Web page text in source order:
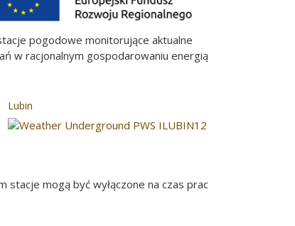
pogodowe monitorujące aktualne
w racjonalnym gospodarowaniu energią
Lubin
stacje mogą być wyłączone na czas prac